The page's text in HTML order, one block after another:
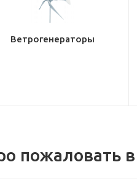
Ветрогенераторы
пожаловать